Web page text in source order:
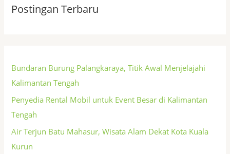
Postingan Terbaru
Bundaran Burung Palangkaraya, Titik Awal Menjelajahi
Kalimantan Tengah
Penyedia Rental Mobil untuk Event Besar di Kalimantan
Tengah
Air Terjun Batu Mahasur, Wisata Alam Dekat Kota Kuala
Kurun